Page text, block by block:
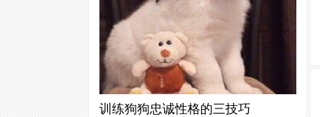
训练狗狗忠诚性格的三技巧